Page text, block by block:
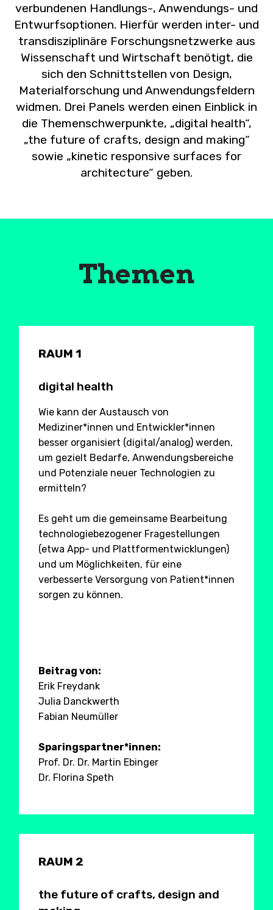
verbundenen Handlungs-, Anwendungs- und
Entwurfsoptionen. Hierfür werden inter- und
transdisziplinäre Forschungsnetzwerke aus
Wissenschaft und Wirtschaft benötigt, die
sich den Schnittstellen von Design,
Materialforschung und Anwendungsfeldern
widmen. Drei Panels werden einen Einblick in
die Themenschwerpunkte, „digital health“,
„the future of crafts, design and making“
sowie „kinetic responsive surfaces for
architecture“ geben.
Themen
RAUM 1
digital health
Wie kann der Austausch von
Mediziner*innen und Entwickler*innen
besser organisiert (digital/analog) werden,
um gezielt Bedarfe, Anwendungsbereiche
und Potenziale neuer Technologien zu
ermitteln?
Es geht um die gemeinsame Bearbeitung
technologiebezogener Fragestellungen
(etwa App- und Plattformentwicklungen)
und um Möglichkeiten, für eine
verbesserte Versorgung von Patient*innen
sorgen zu können.
Beitrag von:
Erik Freydank
Julia Danckwerth
Fabian Neumüller
Sparingspartner*innen:
Prof. Dr. Dr. Martin Ebinger
Dr. Florina Speth
RAUM 2
the future of crafts, design and